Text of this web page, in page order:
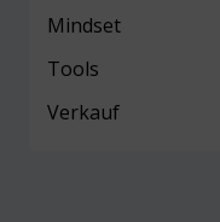
Mindset
Tools
Verkauf